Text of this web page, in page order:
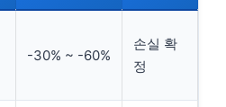
-30% ~ -60%
손실 확
정